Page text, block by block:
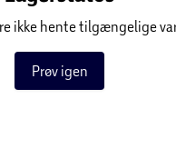
ikke hente tilgængelige
Prøv igen